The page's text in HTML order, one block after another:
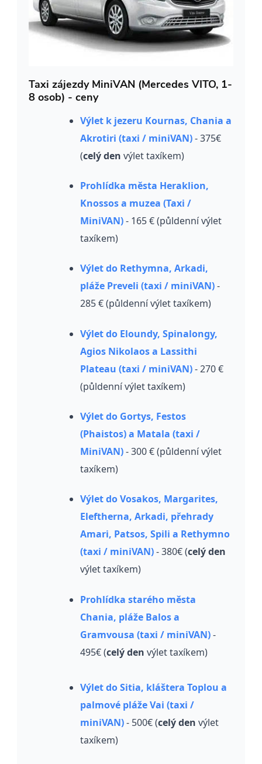
Taxi zájezdy MiniVAN (Mercedes VITO, 1-
8 osob) - ceny
Výlet k jezeru Kournas, Chania a
Akrotiri (taxi / miniVAN)- 375€
(celý den výlet taxíkem)
Prohlídka města Heraklion,
Knossos a muzea (Taxi /
MiniVAN)- 165 € (půldenní výlet
taxíkem)
Výlet do Rethymna, Arkadi,
pláže Preveli (taxi / miniVAN)-
285 € (půldenní výlet taxíkem)
Výlet do Eloundy, Spinalongy,
Agios Nikolaos a Lassithi
Plateau (taxi / miniVAN)- 270 €
(půldenní výlet taxíkem)
Výlet do Gortys, Festos
(Phaistos) a Matala (taxi /
MiniVAN)- 300 € (půldenní výlet
taxíkem)
Výlet do Vosakos, Margarites,
Eleftherna, Arkadi, přehrady
Amari, Patsos, Spili a Rethymno
(taxi / miniVAN)- 380€ (celý den
výlet taxíkem)
Prohlídka starého města
Chania, pláže Balos a
Gramvousa (taxi / miniVAN)-
495€ (celý den výlet taxíkem)
Výlet do Sitia, kláštera Toplou a
palmové pláže Vai (taxi /
miniVAN)- 500€ (celý den výlet
taxíkem)